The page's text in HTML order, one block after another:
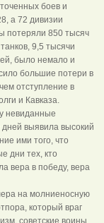
боев и
а 72 дивизии
потеряли 850 тысяч
9,5 тысячи
было немало и
большие потери в
отступление в
и Кавказа.
невиданные
выявила высокий
ими того, что
дни тех, кто
вера в победу, вера
на молниеносную
который враг
советские воины